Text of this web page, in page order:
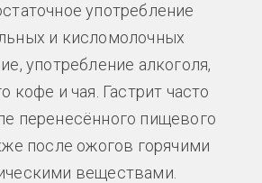
употребление
и кисломолочных
употребление алкоголя,
кофе и чая. Гастрит часто
перенесённого пищевого
после ожогов горячими
веществами.